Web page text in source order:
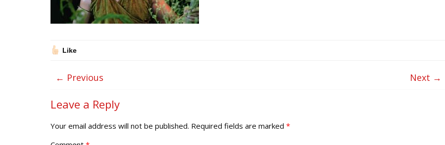
Like
← Previous Next →
Leave a Reply
Your email address will not be published. Required fields are marked *